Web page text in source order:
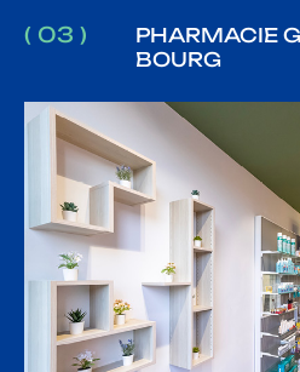
( 03 )
PHARMACIE
BOURG